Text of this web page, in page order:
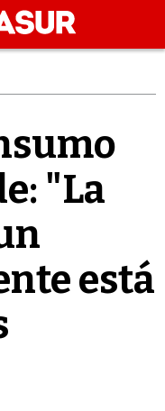
"La
está